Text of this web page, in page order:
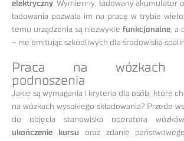
elektryczny. Wymienny, ładowany akumulator
ładowania pozwala im na pracę w trybie
temu urządzenia są niezwykle funkcjonalne, a
– nie emitując szkodliwych dla środowiska
Praca na wózkach
podnoszenia
Jakie są wymagania i kryteria dla osób, które
na wózkach wysokiego składowania? Przede
do objęcia stanowiska operatora
ukończenie kursu oraz zdanie